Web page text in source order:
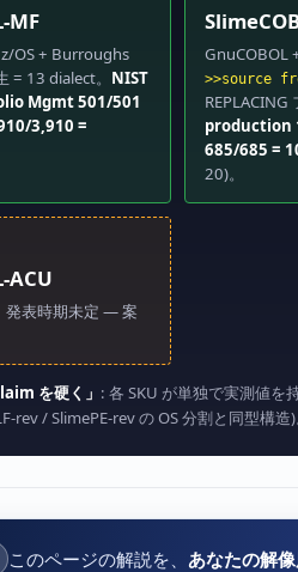
MF
OS + Burroughs
= 13 dialect。 NIST
Mgmt 501/501
3,910 =
GnuCOBOL
>>source
REPLACING
production
685/685 =
20)。
ACU
発表時期未定 ― 案
を硬く」 : 各 SKU が単独で実測値
rev / SlimePE-rev の OS 分割と同型
このページの解説を、 あなたの解